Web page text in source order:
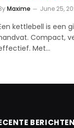
Maxime June 25,
kettlebell is een
Compact,
Met…
BERICHTEN